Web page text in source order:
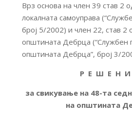
Врз основа на член 39 став 2
локалната самоуправа
број 5/2002) и член 22, став 2
општината Дебрца (“Службен
општината Дебрца”, број 3/
Р Е Ш Е Н И
за свикување на 48-та
на општината